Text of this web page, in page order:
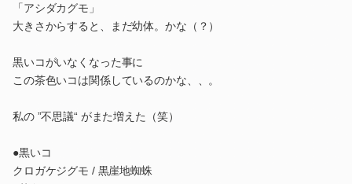
「アシダカグモ」
大きさからすると、まだ幼体。かな（？）
黒いコがいなくなった事に
この茶色いコは関係しているのかな、、。
私の ”不思議“ がまた増えた（笑）
●黒いコ
クロガケジグモ / 黒崖地蜘蛛